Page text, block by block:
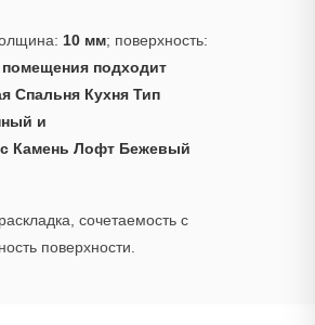
10 мм; поверхность:
подходит
Спальня Кухня Тип
и
Камень Лофт Бежевый
сочетаемость с
поверхности.